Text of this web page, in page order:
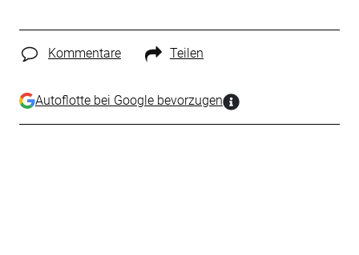
Kommentare Teilen
Autoflotte bei Google bevorzugen